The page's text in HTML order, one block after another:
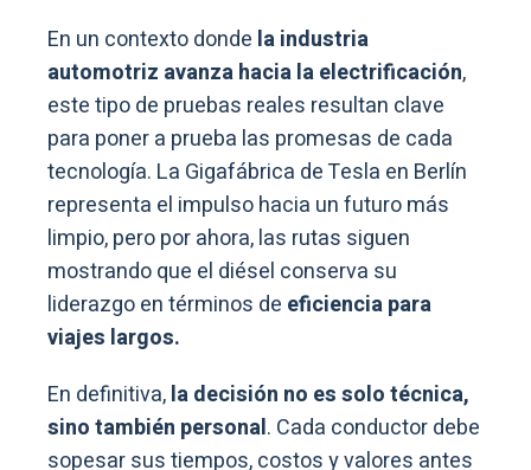
En un contexto donde laindustria
automotriz avanza hacia la electrificación,
este tipo de pruebas reales resultan clave
para poner a prueba las promesas de cada
tecnología. La Gigafábrica de Tesla en Berlín
representa el impulso hacia un futuro más
limpio, pero por ahora, las rutas siguen
mostrando que el diésel conserva su
liderazgo en términos de eficiencia para
viajes largos.
En definitiva,la decisión no es solo técnica,
sino también personal. Cada conductor debe
sopesar sus tiempos, costos y valores antes